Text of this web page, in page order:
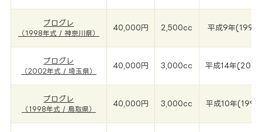
プログレ
（1998年式 / 神奈川県）
40,000円 2,500cc 平成9年(1998
プログレ
（2002年式 / 埼玉県）
40,000円 3,000cc 平成14年
プログレ
（1998年式 / 鳥取県）
40,000円 3,000cc 平成10年